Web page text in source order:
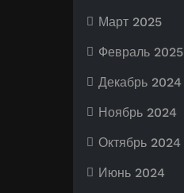
Март 2025
Февраль 2025
Декабрь 2024
Ноябрь 2024
Октябрь 2024
Июнь 2024